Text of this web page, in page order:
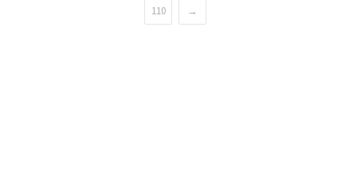
110 →